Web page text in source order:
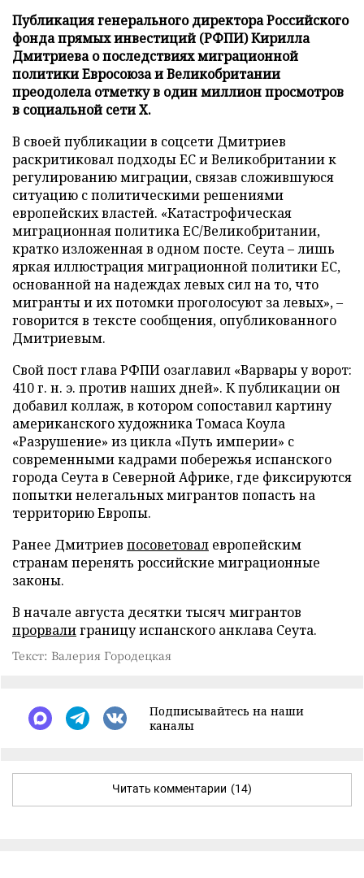
Публикация генерального директора Российского
фонда прямых инвестиций (РФПИ) Кирилла
Дмитриева о последствиях миграционной
политики Евросоюза и Великобритании
преодолела отметку в один миллион просмотров
в социальной сети X.
В своей публикации в соцсети Дмитриев
раскритиковал подходы ЕС и Великобритании к
регулированию миграции, связав сложившуюся
ситуацию с политическими решениями
европейских властей. «Катастрофическая
миграционная политика ЕС/Великобритании,
кратко изложенная в одном посте. Сеута – лишь
яркая иллюстрация миграционной политики ЕС,
основанной на надеждах левых сил на то, что
мигранты и их потомки проголосуют за левых», –
говорится в тексте сообщения, опубликованного
Дмитриевым.
Свой пост глава РФПИ озаглавил «Варвары у ворот:
410 г. н. э. против наших дней». К публикации он
добавил коллаж, в котором сопоставил картину
американского художника Томаса Коула
«Разрушение» из цикла «Путь империи» с
современными кадрами побережья испанского
города Сеута в Северной Африке, где фиксируются
попытки нелегальных мигрантов попасть на
территорию Европы.
Ранее Дмитриев посоветовал европейским
странам перенять российские миграционные
законы.
В начале августа десятки тысяч мигрантов
прорвалиграницу испанского анклава Сеута.
Текст: Валерия Городецкая
Подписывайтесь на наши
каналы
Читать комментарии (14)